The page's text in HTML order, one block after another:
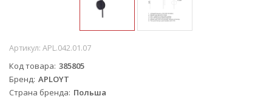
Артикул: APL.042.01.07
Код товара 385805
Бренд APLOYT
Страна бренда Польша